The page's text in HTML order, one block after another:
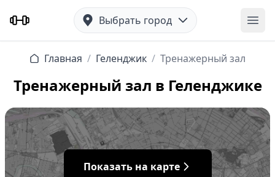
Выбрать город
Главная / Геленджик / Тренажерный зал
Тренажерный зал в Геленджике
Показать на карте